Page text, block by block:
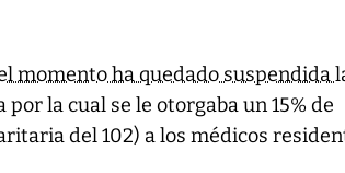
momento ha quedado suspendida
la cual se le otorgaba un 15% de
del 102) a los médicos